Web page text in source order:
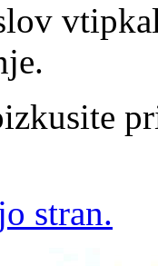
stran.